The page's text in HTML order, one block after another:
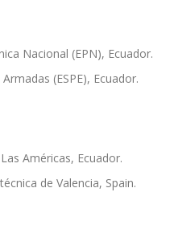
Nacional (EPN), Ecuador.
(ESPE), Ecuador.
Américas, Ecuador.
de Valencia, Spain.